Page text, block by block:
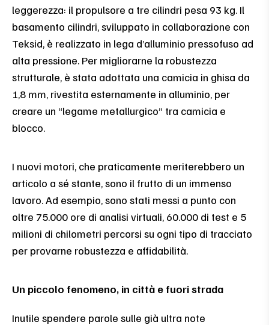
leggerezza: il propulsore a tre cilindri pesa 93 kg. Il
basamento cilindri, sviluppato in collaborazione con
Teksid, è realizzato in lega d’alluminio pressofuso ad
alta pressione. Per migliorarne la robustezza
strutturale, è stata adottata una camicia in ghisa da
1,8 mm, rivestita esternamente in alluminio, per
creare un “legame metallurgico” tra camicia e
blocco.
I nuovi motori, che praticamente meriterebbero un
articolo a sé stante, sono il frutto di un immenso
lavoro. Ad esempio, sono stati messi a punto con
oltre 75.000 ore di analisi virtuali, 60.000 di test e 5
milioni di chilometri percorsi su ogni tipo di tracciato
per provarne robustezza e affidabilità.
Un piccolo fenomeno, in città e fuori strada
Inutile spendere parole sulle già ultra note